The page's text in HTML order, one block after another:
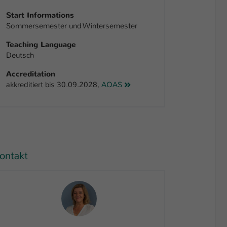
Start Informations
Sommersemester und Wintersemester
Teaching Language
Deutsch
Accreditation
akkreditiert bis 30.09.2028, AQAS